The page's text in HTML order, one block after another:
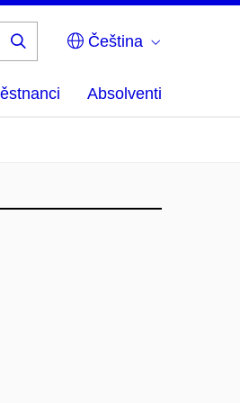
Čeština
Absolventi